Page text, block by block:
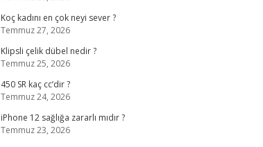
Koç kadını en çok neyi sever ?
Temmuz 27, 2026
Klipsli çelik dübel nedir ?
Temmuz 25, 2026
450 SR kaç cc’dir ?
Temmuz 24, 2026
iPhone 12 sağlığa zararlı mıdır ?
Temmuz 23, 2026